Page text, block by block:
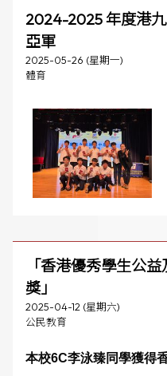
2024-2025 年度港
亞軍
2025-05-26 (星期一)
體育
「香港優秀學生公
獎」
2025-04-12 (星期六)
公民教育
本校6C李泳臻同學獲得